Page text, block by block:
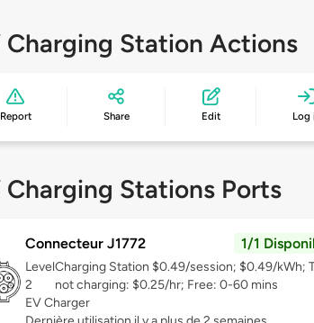
Charging Station Actions
Report Share Edit Log
Charging Stations Ports
Connecteur J1772 1/1
Level
2
Charging Station $0.49/session; $0.49/kWh;
not charging: $0.25/hr; Free: 0-60 mins
EV Charger